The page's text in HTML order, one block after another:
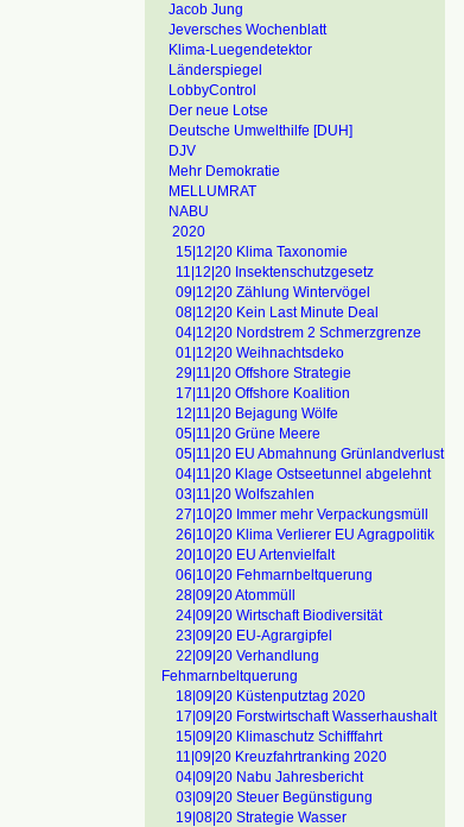
Jacob Jung
Jeversches Wochenblatt
Klima-Luegendetektor
Länderspiegel
LobbyControl
Der neue Lotse
Deutsche Umwelthilfe [DUH]
DJV
Mehr Demokratie
MELLUMRAT
NABU
2020
15|12|20 Klima Taxonomie
11|12|20 Insektenschutzgesetz
09|12|20 Zählung Wintervögel
08|12|20 Kein Last Minute Deal
04|12|20 Nordstrem 2 Schmerzgrenze
01|12|20 Weihnachtsdeko
29|11|20 Offshore Strategie
17|11|20 Offshore Koalition
12|11|20 Bejagung Wölfe
05|11|20 Grüne Meere
05|11|20 EU Abmahnung Grünlandverlust
04|11|20 Klage Ostseetunnel abgelehnt
03|11|20 Wolfszahlen
27|10|20 Immer mehr Verpackungsmüll
26|10|20 Klima Verlierer EU Agragpolitik
20|10|20 EU Artenvielfalt
06|10|20 Fehmarnbeltquerung
28|09|20 Atommüll
24|09|20 Wirtschaft Biodiversität
23|09|20 EU-Agrargipfel
22|09|20 Verhandlung
Fehmarnbeltquerung
18|09|20 Küstenputztag 2020
17|09|20 Forstwirtschaft Wasserhaushalt
15|09|20 Klimaschutz Schifffahrt
11|09|20 Kreuzfahrtranking 2020
04|09|20 Nabu Jahresbericht
03|09|20 Steuer Begünstigung
19|08|20 Strategie Wasser